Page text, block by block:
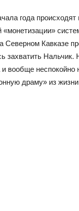
года
Кавказе
захватить Нальчик.
вообще неспокойно
драму» из